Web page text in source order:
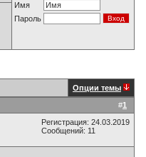
Имя
Пароль
Опции темы
#1
Регистрация: 24.03.2019
Сообщений: 11